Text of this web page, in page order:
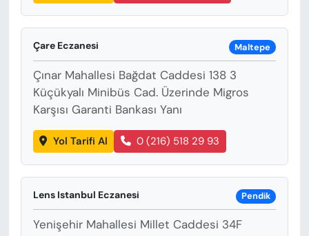
Çare Eczanesi Maltepe
Çınar Mahallesi Bağdat Caddesi 138 3
Küçükyalı Minibüs Cad. Üzerinde Migros
Karşısı Garanti Bankası Yanı
Yol Tarifi Al 0 (216) 518 29 93
Lens Istanbul Eczanesi Pendik
Yenişehir Mahallesi Millet Caddesi 34F